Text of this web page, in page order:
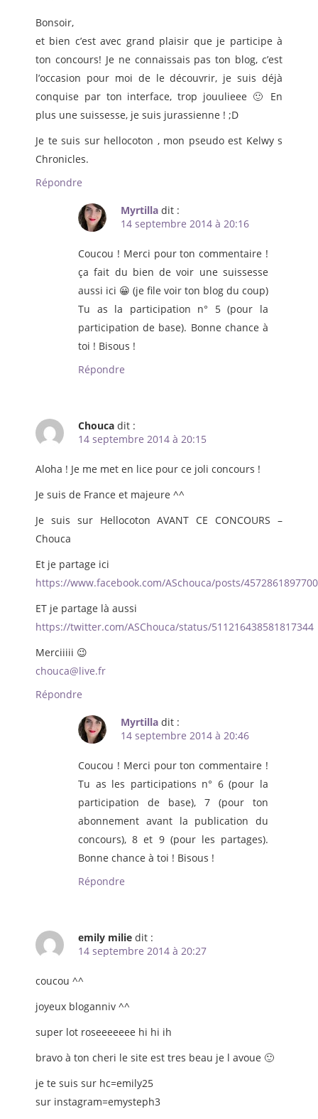
Bonsoir,
et bien c’est avec grand plaisir que je participe à
ton concours! Je ne connaissais pas ton blog, c’est
l’occasion pour moi de le découvrir, je suis déjà
conquise par ton interface, trop jouulieee 🙂 En
plus une suissesse, je suis jurassienne ! ;D
Je te suis sur hellocoton , mon pseudo est Kelwy s
Chronicles.
Répondre
Myrtilla dit :
14 septembre 2014 à 20:16
Coucou ! Merci pour ton commentaire !
ça fait du bien de voir une suissesse
aussi ici 😀 (je file voir ton blog du coup)
Tu as la participation n° 5 (pour la
participation de base). Bonne chance à
toi ! Bisous !
Répondre
Chouca dit :
14 septembre 2014 à 20:15
Aloha ! Je me met en lice pour ce joli concours !
Je suis de France et majeure ^^
Je suis sur Hellocoton AVANT CE CONCOURS –
Chouca
Et je partage ici
https://www.facebook.com/ASchouca/posts/4572861897700
ET je partage là aussi
https://twitter.com/ASChouca/status/511216438581817344
Merciiiii 😉
chouca@live.fr
Répondre
Myrtilla dit :
14 septembre 2014 à 20:46
Coucou ! Merci pour ton commentaire !
Tu as les participations n° 6 (pour la
participation de base), 7 (pour ton
abonnement avant la publication du
concours), 8 et 9 (pour les partages).
Bonne chance à toi ! Bisous !
Répondre
emily milie dit :
14 septembre 2014 à 20:27
coucou ^^
joyeux bloganniv ^^
super lot roseeeeeee hi hi ih
bravo à ton cheri le site est tres beau je l avoue 🙂
je te suis sur hc=emily25
sur instagram=emysteph3